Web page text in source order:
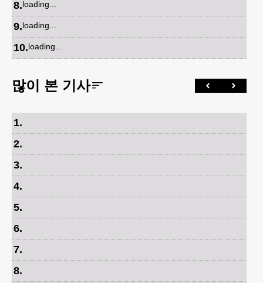
8.loading...
9.loading...
10.loading...
많이 본 기사
1.
2.
3.
4.
5.
6.
7.
8.